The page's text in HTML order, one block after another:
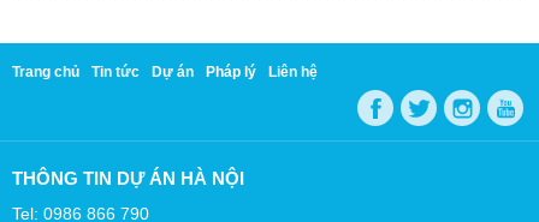
Trang chủ Tin tức Dự án Pháp lý Liên hệ
THÔNG TIN DỰ ÁN HÀ NỘI
Tel: 0986 866 790